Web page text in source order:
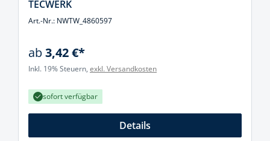
TECWERK
Art.-Nr.: NWTW_4860597
ab3,42 €*
Inkl. 19% Steuern, exkl. Versandkosten
sofort verfügbar
Details